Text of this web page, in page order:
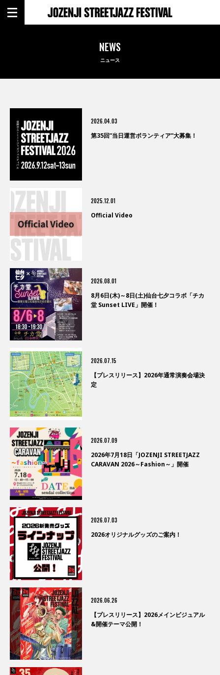
NEWS
ニュース
2026.04.03
第35回”当日運営ボランティア”大募集！
2025.12.01
Official Video
2026.08.01
8月6日(木)～8日(土)仙台七夕コラボ「チカ
堂 Sunset LIVE」開催！
2026.07.15
【プレスリリース】2026年通常演奏会場決
定
2026.07.09
2026年7月18日「JOZENJI STREETJAZZ
CARAVAN 2026～Fashion～」開催
2026.07.03
2026オリジナルグッズのご案内！
2026.06.26
【プレスリリース】2026メインビジュアル
&開催テーマ公開！